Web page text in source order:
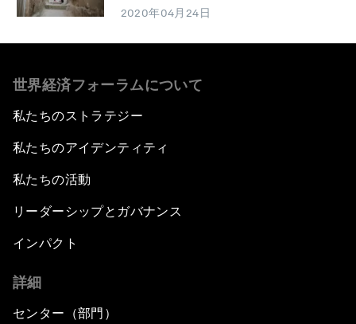
2020年04月24日
世界経済フォーラムについて
私たちのストラテジー
私たちのアイデンティティ
私たちの活動
リーダーシップとガバナンス
インパクト
詳細
センター（部門）